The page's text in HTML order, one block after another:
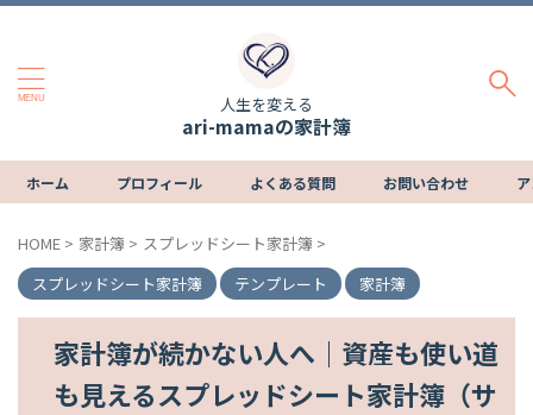
人生を変える
ari-mamaの家計簿
ホーム プロフィール よくある質問 お問い合わせ
HOME > 家計簿 > スプレッドシート家計簿 >
スプレッドシート家計簿
テンプレート 家計簿
家計簿が続かない人へ｜資産も使い道
も見えるスプレッドシート家計簿（サ